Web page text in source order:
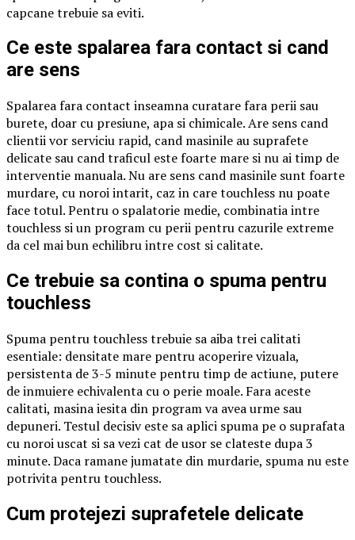
capcane trebuie sa eviti.
Ce este spalarea fara contact si cand
are sens
Spalarea fara contact inseamna curatare fara perii sau
burete, doar cu presiune, apa si chimicale. Are sens cand
clientii vor serviciu rapid, cand masinile au suprafete
delicate sau cand traficul este foarte mare si nu ai timp de
interventie manuala. Nu are sens cand masinile sunt foarte
murdare, cu noroi intarit, caz in care touchless nu poate
face totul. Pentru o spalatorie medie, combinatia intre
touchless si un program cu perii pentru cazurile extreme
da cel mai bun echilibru intre cost si calitate.
Ce trebuie sa contina o spuma pentru
touchless
Spuma pentru touchless trebuie sa aiba trei calitati
esentiale: densitate mare pentru acoperire vizuala,
persistenta de 3-5 minute pentru timp de actiune, putere
de inmuiere echivalenta cu o perie moale. Fara aceste
calitati, masina iesita din program va avea urme sau
depuneri. Testul decisiv este sa aplici spuma pe o suprafata
cu noroi uscat si sa vezi cat de usor se clateste dupa 3
minute. Daca ramane jumatate din murdarie, spuma nu este
potrivita pentru touchless.
Cum protejezi suprafetele delicate